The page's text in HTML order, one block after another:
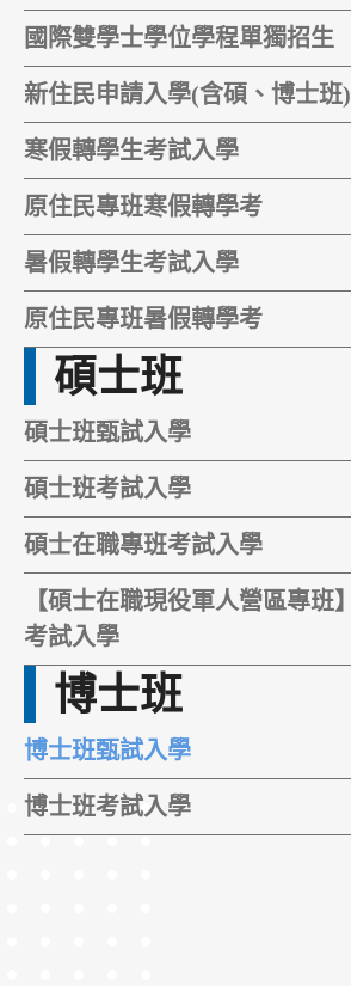
國際雙學士學位學程單獨招生
新住民申請入學(含碩、博士班)
寒假轉學生考試入學
原住民專班寒假轉學考
暑假轉學生考試入學
原住民專班暑假轉學考
碩士班
碩士班甄試入學
碩士班考試入學
碩士在職專班考試入學
【碩士在職現役軍人營區專班】
考試入學
博士班
博士班甄試入學
博士班考試入學